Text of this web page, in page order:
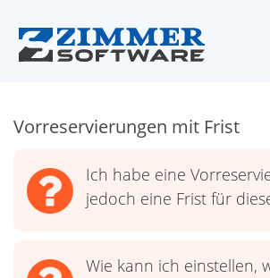
Vorreservierungen mit Frist
Ich habe eine
jedoch eine Frist für
Wie kann ich einstellen,